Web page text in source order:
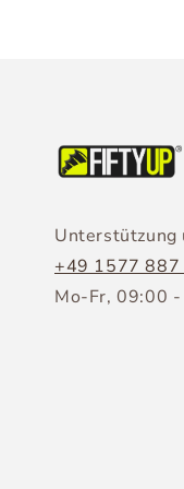
Unterstützung
+49 1577
Mo-Fr, 09:00